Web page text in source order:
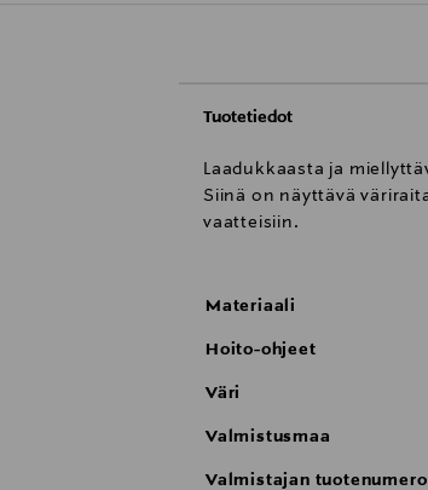
Tuotetiedot
Laadukkaasta ja
Siinä on näyttävä
vaatteisiin.
Materiaali
Hoito-ohjeet
Väri
Valmistusmaa
Valmistajan tuotenumero